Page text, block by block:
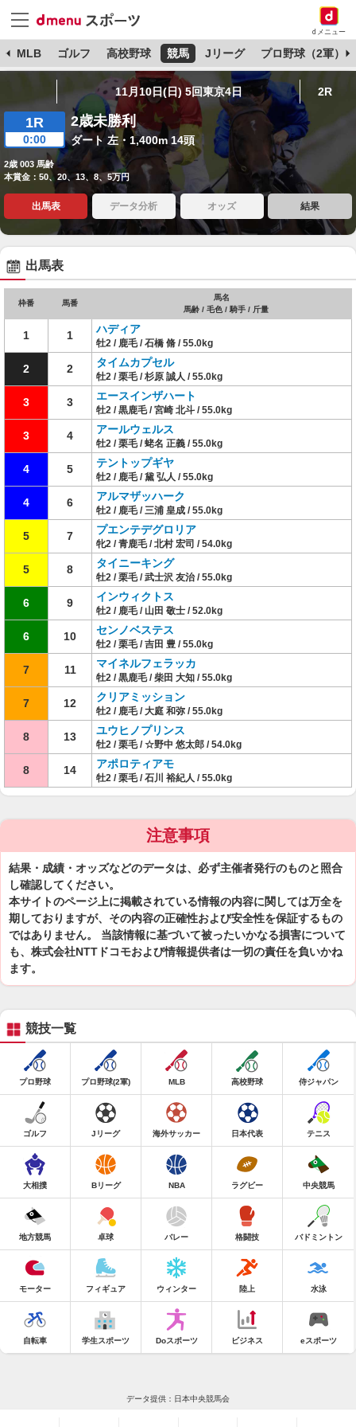
dメニュー
MLB ゴルフ 高校野球 競馬 Jリーグ プロ野球（2軍）
11月10日(日) 5回東京4日 2R
1R
0:00
2歳未勝利
ダート 左・1,400m 14頭
2歳 003 馬齢
本賞金：50、20、13、8、5万円
出馬表 データ分析 オッズ 結果
出馬表
枠番 馬番
馬名
馬齢 / 毛色 / 騎手 / 斤量
1 1 ハディア
牡2 / 鹿毛 / 石橋 脩 / 55.0kg
2 2 タイムカプセル
牡2 / 栗毛 / 杉原 誠人 / 55.0kg
3 3 エースインザハート
牡2 / 黒鹿毛 / 宮崎 北斗 / 55.0kg
3 4 アールウェルス
牡2 / 栗毛 / 蛯名 正義 / 55.0kg
4 5 テントップギヤ
牡2 / 鹿毛 / 黛 弘人 / 55.0kg
4 6 アルマザッハーク
牡2 / 鹿毛 / 三浦 皇成 / 55.0kg
5 7 プエンテデグロリア
牝2 / 青鹿毛 / 北村 宏司 / 54.0kg
5 8 タイニーキング
牡2 / 栗毛 / 武士沢 友治 / 55.0kg
6 9 インウィクトス
牡2 / 鹿毛 / 山田 敬士 / 52.0kg
6 10 センノベステス
牡2 / 栗毛 / 吉田 豊 / 55.0kg
7 11 マイネルフェラッカ
牡2 / 黒鹿毛 / 柴田 大知 / 55.0kg
7 12 クリアミッション
牡2 / 鹿毛 / 大庭 和弥 / 55.0kg
8 13 ユウヒノプリンス
牡2 / 栗毛 / ☆野中 悠太郎 / 54.0kg
8 14 アポロティアモ
牡2 / 栗毛 / 石川 裕紀人 / 55.0kg
注意事項
結果・成績・オッズなどのデータは、必ず主催者発行のものと照合
し確認してください。
本サイトのページ上に掲載されている情報の内容に関しては万全を
期しておりますが、その内容の正確性および安全性を保証するもの
ではありません。 当該情報に基づいて被ったいかなる損害について
も、株式会社NTTドコモおよび情報提供者は一切の責任を負いかね
ます。
競技一覧
プロ野球 プロ野球(2軍) MLB 高校野球 侍ジャパン
ゴルフ Jリーグ 海外サッカー 日本代表 テニス
大相撲 Bリーグ NBA ラグビー 中央競馬
地方競馬 卓球 バレー 格闘技 バドミントン
モーター フィギュア ウィンター 陸上 水泳
自転車 学生スポーツ Doスポーツ ビジネス eスポーツ
データ提供：日本中央競馬会